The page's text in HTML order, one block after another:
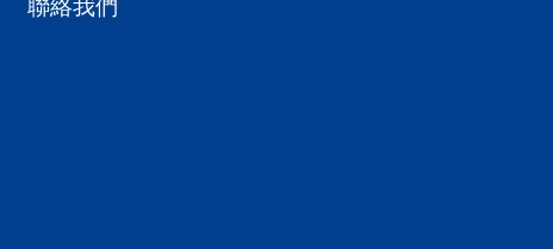
聯絡我們